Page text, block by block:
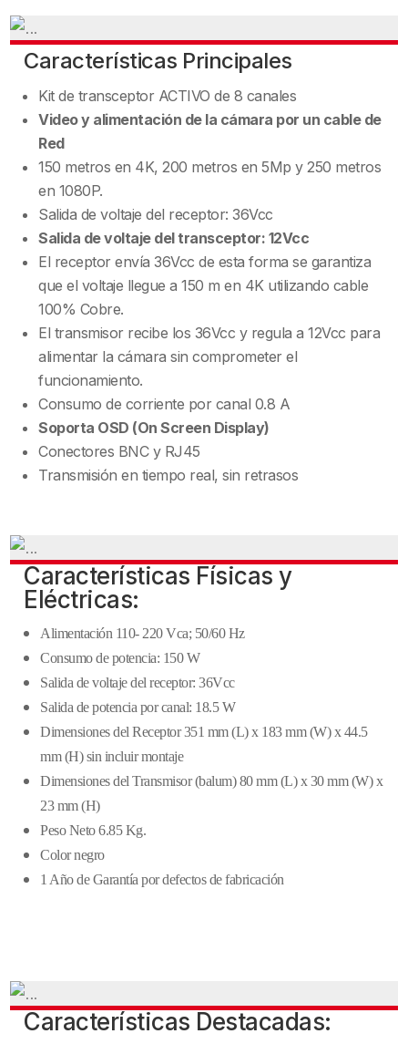
Características Principales
Kit de transceptor ACTIVO de 8 canales
Video y alimentación de la cámara por un cable de
Red
150 metros en 4K, 200 metros en 5Mp y 250 metros
en 1080P.
Salida de voltaje del receptor: 36Vcc
Salida de voltaje del transceptor: 12Vcc
El receptor envía 36Vcc de esta forma se garantiza
que el voltaje llegue a 150 m en 4K utilizando cable
100% Cobre.
El transmisor recibe los 36Vcc y regula a 12Vcc para
alimentar la cámara sin comprometer el
funcionamiento.
Consumo de corriente por canal 0.8 A
Soporta OSD (On Screen Display)
Conectores BNC y RJ45
Transmisión en tiempo real, sin retrasos
Características Físicas y
Eléctricas:
Alimentación 110- 220 Vca; 50/60 Hz
Consumo de potencia: 150 W
Salida de voltaje del receptor: 36Vcc
Salida de potencia por canal: 18.5 W
Dimensiones del Receptor 351 mm (L) x 183 mm (W) x 44.5
mm (H) sin incluir montaje
Dimensiones del Transmisor (balum) 80 mm (L) x 30 mm (W) x
23 mm (H)
Peso Neto 6.85 Kg.
Color negro
1 Año de Garantía por defectos de fabricación
Características Destacadas: